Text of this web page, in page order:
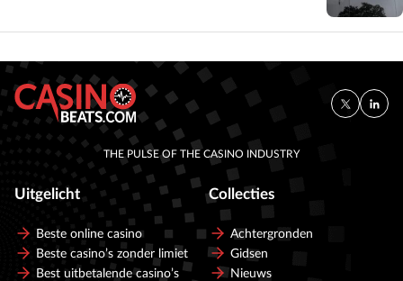
THE PULSE OF THE CASINO INDUSTRY
Uitgelicht
Beste online casino
Beste casino’s zonder limiet
Best uitbetalende casino’s
Collecties
Achtergronden
Gidsen
Nieuws